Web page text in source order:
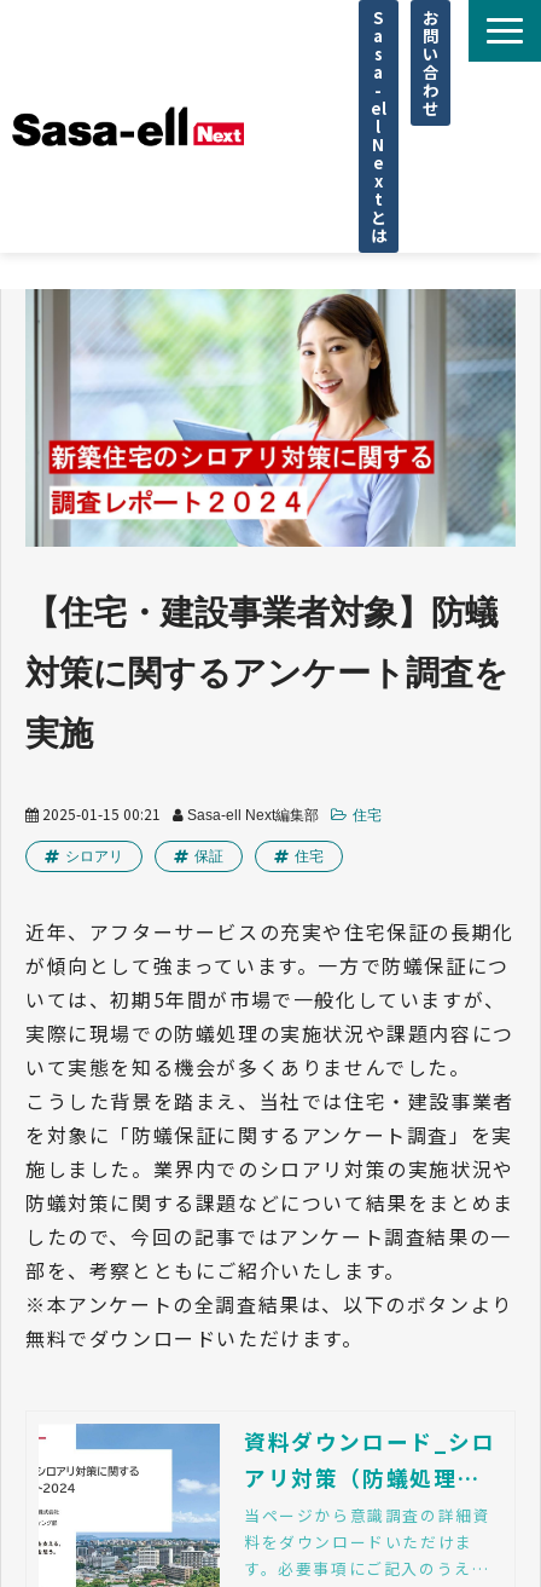
S
a
s
a
-
el
l
N
e
x
t
と
は
お
問
い
合
わ
せ
不動産
専門家
法律
企業取材
セミナー
調査データ
【住宅・建設事業者対象】防蟻
対策に関するアンケート調査を
実施
2025-01-15 00:21 Sasa-ell Next編集部 住宅
シロアリ 保証 住宅
近年、アフターサービスの充実や住宅保証の長期化
が傾向として強まっています。一方で防蟻保証につ
いては、初期5年間が市場で一般化していますが、
実際に現場での防蟻処理の実施状況や課題内容につ
いて実態を知る機会が多くありませんでした。
こうした背景を踏まえ、当社では住宅・建設事業者
を対象に「防蟻保証に関するアンケート調査」を実
施しました。業界内でのシロアリ対策の実施状況や
防蟻対策に関する課題などについて結果をまとめま
したので、今回の記事ではアンケート調査結果の一
部を、考察とともにご紹介いたします。
※本アンケートの全調査結果は、以下のボタンより
無料でダウンロードいただけます。
資料ダウンロード_シロ
アリ対策（防蟻処理）
に関する調査2024（JH
S）
当ページから意識調査の詳細資
料をダウンロードいただけま
す。必要事項にご記入のうえ、